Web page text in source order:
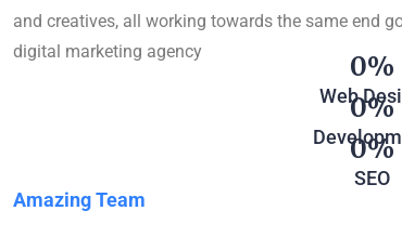
and creatives, all working towards the same end
digital marketing agency
0
Web0
0
SEO
Amazing Team